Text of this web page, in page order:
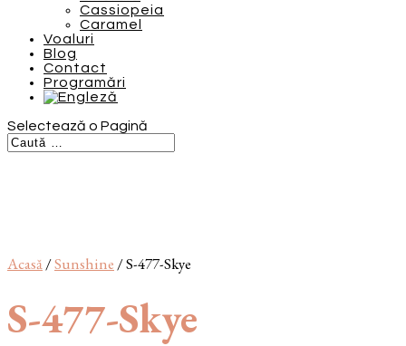
Cassiopeia
Caramel
Voaluri
Blog
Contact
Programări
Selectează o Pagină
Acasă/Sunshine / S-477-Skye
S-477-Skye